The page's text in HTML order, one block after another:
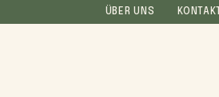
ÜBER UNS KONTAKT